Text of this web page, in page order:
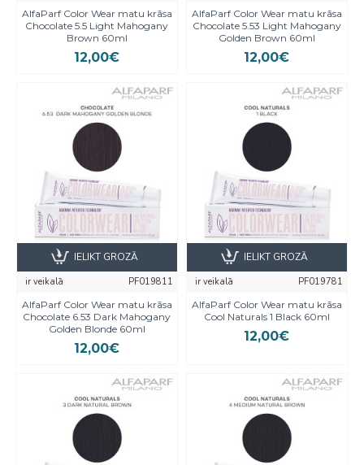
AlfaParf Color Wear matu krāsa
Chocolate 5.5 Light Mahogany
Brown 60ml
12,00€
AlfaParf Color Wear matu krāsa
Chocolate 5.53 Light Mahogany
Golden Brown 60ml
12,00€
ir veikalā
PF019811
AlfaParf Color Wear matu krāsa
Chocolate 6.53 Dark Mahogany
Golden Blonde 60ml
12,00€
IELIKT GROZĀ
ir veikalā
PF019781
AlfaParf Color Wear matu krāsa
Cool Naturals 1 Black 60ml
12,00€
IELIKT GROZĀ